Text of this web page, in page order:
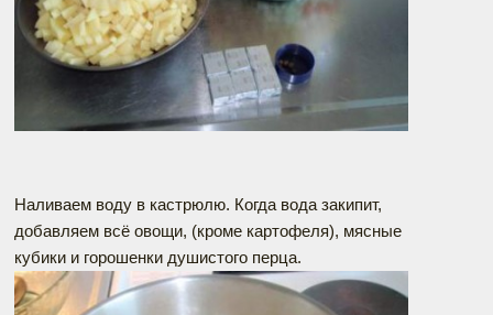
Наливаем воду в кастрюлю. Когда вода закипит,
добавляем всё овощи, (кроме картофеля), мясные
кубики и горошенки душистого перца.